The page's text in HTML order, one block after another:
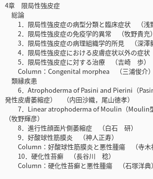
4章 限局性強皮症
総論
1．限局性強皮症の病型分類と臨床症状 （浅野
2．限局性強皮症の免疫学的異常 （牧野貴充）
3．限局性強皮症の病理組織学的所見 （深澤
4．限局性強皮症における皮膚症状以外の症状
5．限局性強皮症に対する治療 （吉崎 歩）
Column：Congenital morphea （三浦俊介）
類縁疾患
6．Atrophoderma of Pasini and Pierini（
発性皮膚萎縮症） （内田沙織，尾山徳孝）
7．Linear atrophoderma of Moulin（Moulin
（牧野輝彦）
8．進行性顔面片側萎縮症 （白石 研）
9．好酸球性筋膜炎 （神人正寿）
Column：好酸球性筋膜炎と悪性腫瘍 （寺木
10．硬化性苔癬 （長谷川 稔）
Column：硬化性苔癬と悪性腫瘍 （石塚洋典）